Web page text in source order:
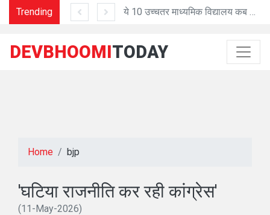
Trending
को ये 10 उच्चतर माध्यमिक विद्यालय कब होंगे अपग्रेड? NH पर पलटी
DEVBHOOMITODAY
Home bjp
'घटिया राजनीति कर रही कांग्रेस'
(11-May-2026)